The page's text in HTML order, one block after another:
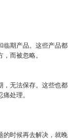
临期产品。这些产品都
而被忽略。
，无法保存。这些也都
处理。
的时候再去解决，就晚